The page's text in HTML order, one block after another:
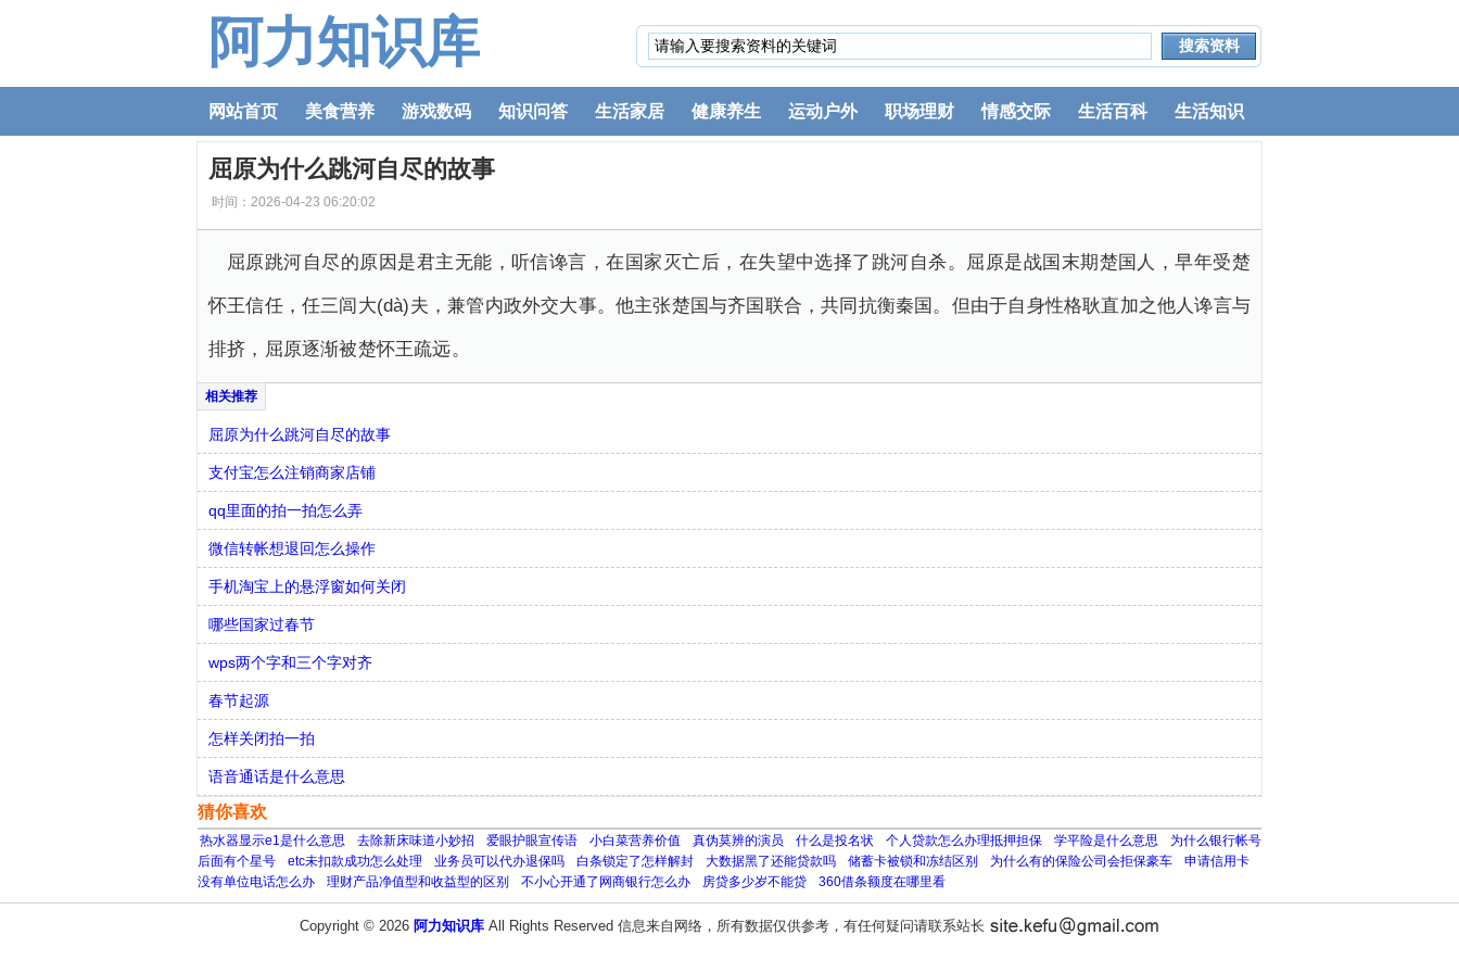
阿力知识库
网站首页 美食营养 游戏数码 知识问答 生活家居 健康养生 运动户外 职场理财 情感交际 生活百科 生活知识
屈原为什么跳河自尽的故事
时间：2026-04-23 06:20:02
屈原跳河自尽的原因是君主无能，听信谗言，在国家灭亡后，在失望中选择了跳河自杀。屈原是战国末期楚国人，早年受楚
怀王信任，任三闾大(dà)夫，兼管内政外交大事。他主张楚国与齐国联合，共同抗衡秦国。但由于自身性格耿直加之他人谗言与
排挤，屈原逐渐被楚怀王疏远。
屈原为什么跳河自尽的故事
支付宝怎么注销商家店铺
qq里面的拍一拍怎么弄
微信转帐想退回怎么操作
手机淘宝上的悬浮窗如何关闭
哪些国家过春节
wps两个字和三个字对齐
春节起源
怎样关闭拍一拍
语音通话是什么意思
猜你喜欢
热水器显示e1是什么意思 去除新床味道小妙招 爱眼护眼宣传语 小白菜营养价值 真伪莫辨的演员 什么是投名状 个人贷款怎么办理抵押担保 学平险是什么意思
为什么银行帐号
后面有个星号
etc未扣款成功怎么处理 业务员可以代办退保吗 白条锁定了怎样解封 大数据黑了还能贷款吗 储蓄卡被锁和冻结区别 为什么有的保险公司会拒保豪车
申请信用卡
没有单位电话怎么办
理财产品净值型和收益型的区别 不小心开通了网商银行怎么办 房贷多少岁不能贷 360借条额度在哪里看
Copyright © 2026 阿力知识库All Rights Reserved 信息来自网络，所有数据仅供参考，有任何疑问请联系站长